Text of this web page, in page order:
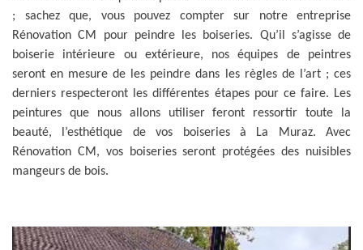
; sachez que, vous pouvez compter sur notre entreprise
Rénovation CM pour peindre les boiseries. Qu’il s’agisse de
boiserie intérieure ou extérieure, nos équipes de peintres
seront en mesure de les peindre dans les règles de l’art ; ces
derniers respecteront les différentes étapes pour ce faire. Les
peintures que nous allons utiliser feront ressortir toute la
beauté, l’esthétique de vos boiseries à La Muraz. Avec
Rénovation CM, vos boiseries seront protégées des nuisibles
mangeurs de bois.